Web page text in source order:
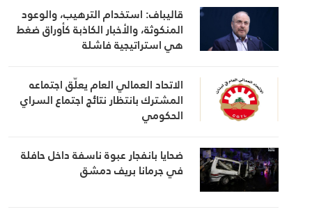
قاليباف: استخدام الترهيب، والوعود
المنكوثة، والأخبار الكاذبة كأوراق ضغط
هي استراتيجية فاشلة
الاتحاد العمالي العام يعلّق اجتماعه
المشترك بانتظار نتائج اجتماع السراي
الحكومي
ضحايا بانفجار عبوة ناسفة داخل حافلة
في جرمانا بريف دمشق